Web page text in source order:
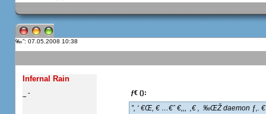
”: 07.05.2008 10:38
Infernal Rain
„„ “ ƒ€ ():
”, ‘ €Œ, € …€ˆ €‚‚,  ‚€ ‚  ‰ŒŽ daemon ƒ‚.